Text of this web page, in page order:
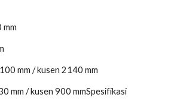
mm
mm / kusen 2140 mm
mm / kusen 900 mmSpesifikasi